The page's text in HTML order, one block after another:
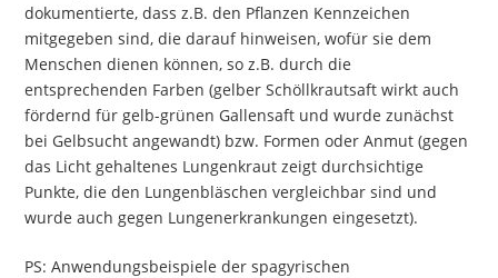
dokumentierte, dass z.B. den Pflanzen Kennzeichen
mitgegeben sind, die darauf hinweisen, wofür sie dem
Menschen dienen können, so z.B. durch die
entsprechenden Farben (gelber Schöllkrautsaft wirkt auch
fördernd für gelb-grünen Gallensaft und wurde zunächst
bei Gelbsucht angewandt) bzw. Formen oder Anmut (gegen
das Licht gehaltenes Lungenkraut zeigt durchsichtige
Punkte, die den Lungenbläschen vergleichbar sind und
wurde auch gegen Lungenerkrankungen eingesetzt).
PS: Anwendungsbeispiele der spagyrischen